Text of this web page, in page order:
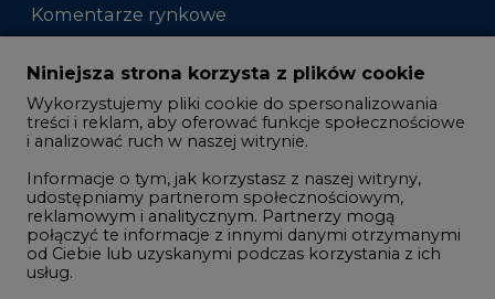
Komentarze rynkowe
Zmiany kadrowe na rynku
Studio CIRE
Rozmowy o energetyce
Gospodarka
Geopolityka
LTE450
Niniejsza strona korzysta z plików cookie
Wykorzystujemy pliki cookie do spersonalizowania
treści i reklam, aby oferować funkcje społecznościowe
i analizować ruch w naszej witrynie.
Informacje o tym, jak korzystasz z naszej witryny,
udostępniamy partnerom społecznościowym,
reklamowym i analitycznym. Partnerzy mogą
połączyć te informacje z innymi danymi otrzymanymi
od Ciebie lub uzyskanymi podczas korzystania z ich
usług.